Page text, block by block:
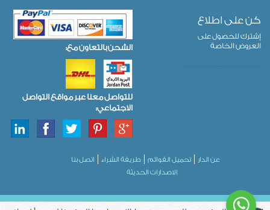
كن على اطلاع
إشترك للحصول على
العروض الخاصة
الشحن بالتعاون مع:
للتواصل معنا عبر مواقع التواصل
الاجتماعي:
عن الدار تحميل القوائم طريقة الشراء
اتصل بنا
الاصدارات الحديثة